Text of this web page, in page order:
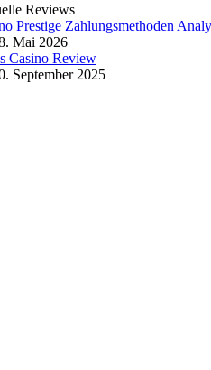
Reviews
Prestige Zahlungsmethoden
Mai 2026
Casino Review
September 2025